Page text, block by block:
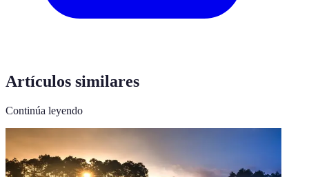
Artículos similares
Continúa leyendo